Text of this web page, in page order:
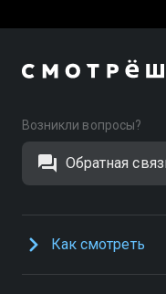
Возникли вопросы?
Обратная
Как смотреть